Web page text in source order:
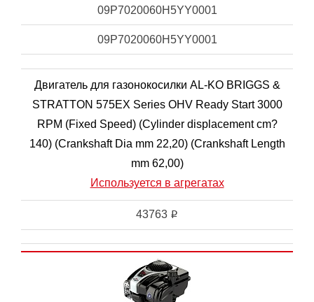
09P7020060H5YY0001
09P7020060H5YY0001
Двигатель для газонокосилки AL-KO BRIGGS &
STRATTON 575EX Series OHV Ready Start 3000
RPM (Fixed Speed) (Cylinder displacement cm?
140) (Crankshaft Dia mm 22,20) (Crankshaft Length
mm 62,00)
Используется в агрегатах
43763 i